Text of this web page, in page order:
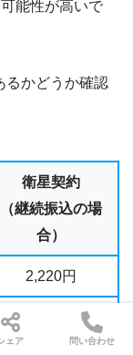
能性が高いで
るかどうか確認
衛星契約
（継続振込の場
合）
2,220円
ェア 問い合わせ